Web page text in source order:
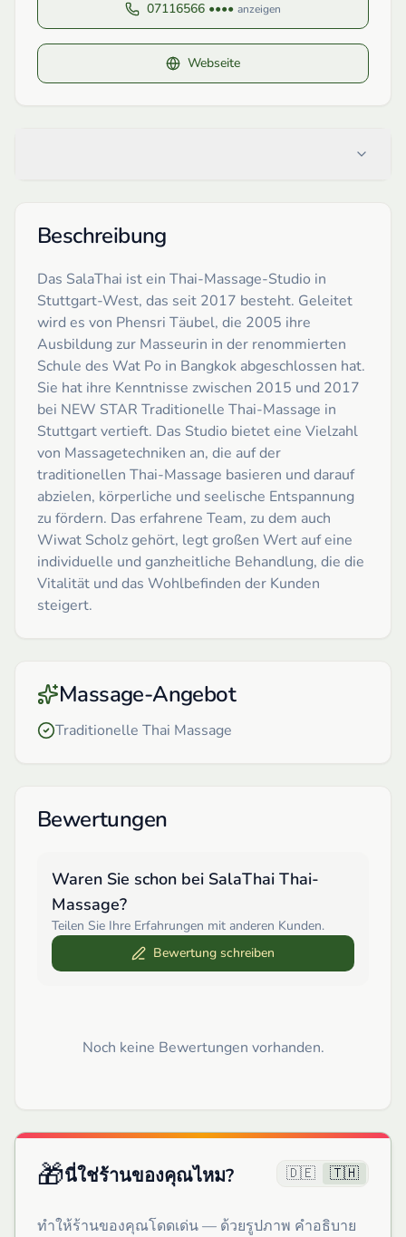
07116566 •••• anzeigen
Webseite
Beschreibung
Das SalaThai ist ein Thai-Massage-Studio in
Stuttgart-West, das seit 2017 besteht. Geleitet
wird es von Phensri Täubel, die 2005 ihre
Ausbildung zur Masseurin in der renommierten
Schule des Wat Po in Bangkok abgeschlossen hat.
Sie hat ihre Kenntnisse zwischen 2015 und 2017
bei NEW STAR Traditionelle Thai-Massage in
Stuttgart vertieft. Das Studio bietet eine Vielzahl
von Massagetechniken an, die auf der
traditionellen Thai-Massage basieren und darauf
abzielen, körperliche und seelische Entspannung
zu fördern. Das erfahrene Team, zu dem auch
Wiwat Scholz gehört, legt großen Wert auf eine
individuelle und ganzheitliche Behandlung, die die
Vitalität und das Wohlbefinden der Kunden
steigert.
Massage-Angebot
Traditionelle Thai Massage
Bewertungen
Waren Sie schon bei SalaThai Thai-
Massage?
Teilen Sie Ihre Erfahrungen mit anderen Kunden.
Bewertung schreiben
Noch keine Bewertungen vorhanden.
🎁นี่ใช่ร้านของคุณไหม? 🇩🇪 🇹🇭
ทำให้ร้านของคุณโดดเด่น — ด้วยรูปภาพ คำอธิบาย